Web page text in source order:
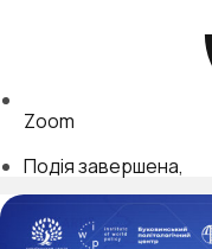
Zoom
Подія завершена